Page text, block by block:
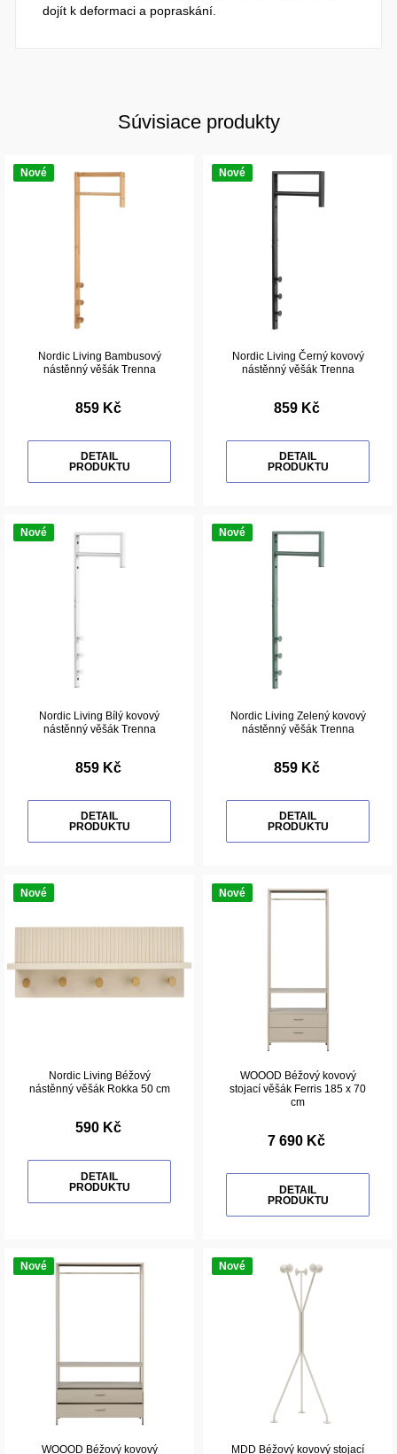
dojít k deformaci a popraskání.
Súvisiace produkty
Nové
Nordic Living Bambusový
nástěnný věšák Trenna
859 Kč
DETAIL
PRODUKTU
Nové
Nordic Living Černý kovový
nástěnný věšák Trenna
859 Kč
DETAIL
PRODUKTU
Nové
Nordic Living Bílý kovový
nástěnný věšák Trenna
859 Kč
DETAIL
PRODUKTU
Nové
Nordic Living Zelený kovový
nástěnný věšák Trenna
859 Kč
DETAIL
PRODUKTU
Nové
Nordic Living Béžový
nástěnný věšák Rokka 50 cm
590 Kč
DETAIL
PRODUKTU
Nové
WOOOD Béžový kovový
stojací věšák Ferris 185 x 70
cm
7 690 Kč
DETAIL
PRODUKTU
Nové
WOOOD Béžový kovový
Nové
MDD Béžový kovový stojací